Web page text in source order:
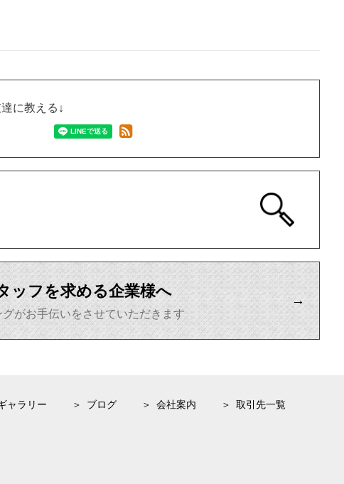
に教える
ッフを求める企業様へ
グがお手伝いをさせていただきます
→
ャラリー ブログ 会社案内 取引先一覧